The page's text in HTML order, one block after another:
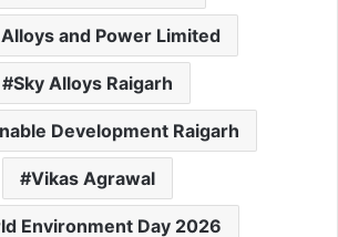
and Power Limited
Sky Alloys Raigarh
Development Raigarh
Vikas Agrawal
Environment Day 2026